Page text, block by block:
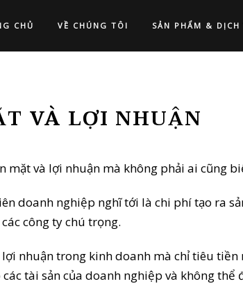
CHỦ VỀ CHÚNG TÔI SẢN PHẨM & DỊCH
VÀ LỢI NHUẬN
mặt và lợi nhuận mà không phải ai cũng
doanh nghiệp nghĩ tới là chi phí tạo ra
công ty chú trọng.
nhuận trong kinh doanh mà chỉ tiêu
tài sản của doanh nghiệp và không